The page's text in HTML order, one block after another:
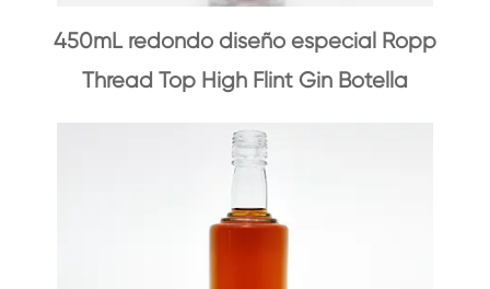
450mL redondo diseño especial Ropp
Thread Top High Flint Gin Botella